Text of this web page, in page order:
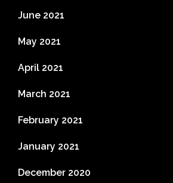
June 2021
May 2021
April 2021
March 2021
February 2021
January 2021
December 2020